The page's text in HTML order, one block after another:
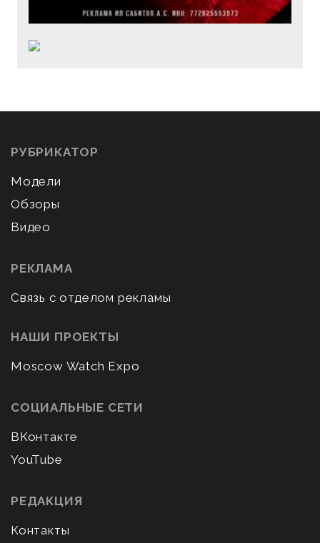
РУБРИКАТОР
Модели
Обзоры
Видео
РЕКЛАМА
Связь с отделом рекламы
НАШИ ПРОЕКТЫ
Moscow Watch Expo
СОЦИАЛЬНЫЕ СЕТИ
ВКонтакте
YouTube
РЕДАКЦИЯ
Контакты